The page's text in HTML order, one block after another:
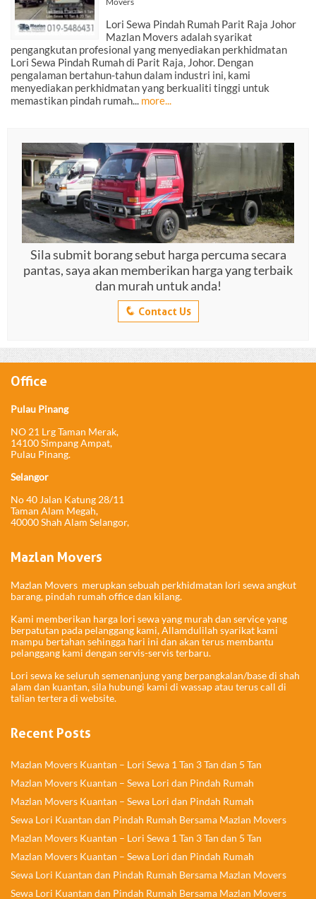
Lori Sewa Pindah Rumah Parit Raja Johor
Mazlan Movers adalah syarikat
pengangkutan profesional yang menyediakan perkhidmatan
Lori Sewa Pindah Rumah di Parit Raja, Johor. Dengan
pengalaman bertahun-tahun dalam industri ini, kami
menyediakan perkhidmatan yang berkualiti tinggi untuk
memastikan pindah rumah... more...
Sila submit borang sebut harga percuma secara
pantas, saya akan memberikan harga yang terbaik
dan murah untuk anda!
q Contact Us
Office
Pulau Pinang
NO 21 Lrg Taman Merak,
14100 Simpang Ampat,
Pulau Pinang.
Selangor
No 40 Jalan Katung 28/11
Taman Alam Megah,
40000 Shah Alam Selangor,
Mazlan Movers
Mazlan Movers merupkan sebuah perkhidmatan lori sewa angkut
barang, pindah rumah office dan kilang.
Kami memberikan harga lori sewa yang murah dan service yang
berpatutan pada pelanggang kami, Allamdulilah syarikat kami
mampu bertahan sehingga hari ini dan akan terus membantu
pelanggang kami dengan servis-servis terbaru.
Lori sewa ke seluruh semenanjung yang berpangkalan/base di shah
alam dan kuantan, sila hubungi kami di wassap atau terus call di
talian tertera di website.
Recent Posts
Mazlan Movers Kuantan – Lori Sewa 1 Tan 3 Tan dan 5 Tan
Mazlan Movers Kuantan – Sewa Lori dan Pindah Rumah
Mazlan Movers Kuantan – Sewa Lori dan Pindah Rumah
Sewa Lori Kuantan dan Pindah Rumah Bersama Mazlan Movers
Mazlan Movers Kuantan – Lori Sewa 1 Tan 3 Tan dan 5 Tan
Mazlan Movers Kuantan – Sewa Lori dan Pindah Rumah
Sewa Lori Kuantan dan Pindah Rumah Bersama Mazlan Movers
Sewa Lori Kuantan dan Pindah Rumah Bersama Mazlan Movers